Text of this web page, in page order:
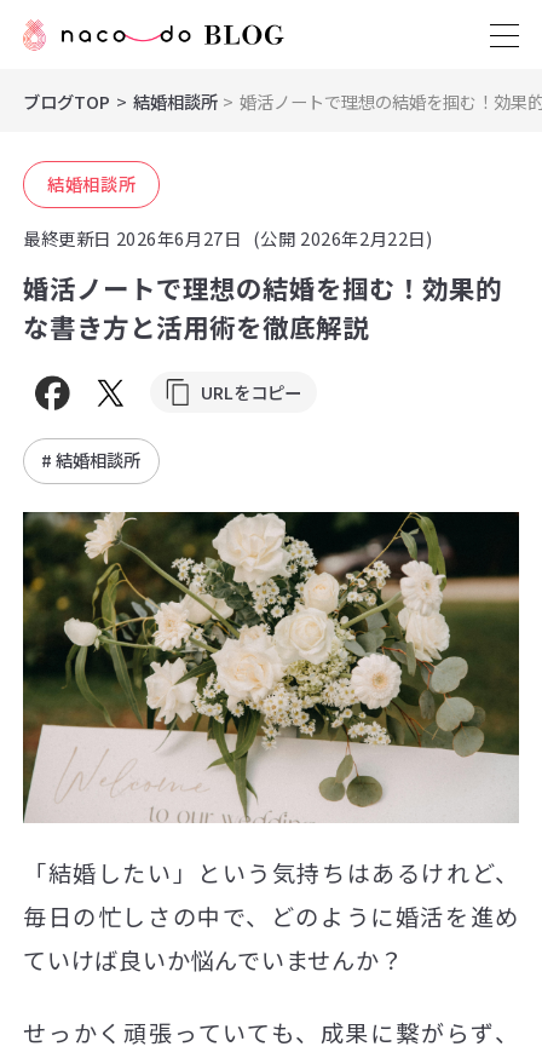
ブログTOP 結婚相談所 婚活ノートで理想の結婚を掴む！効果
結婚相談所
最終更新日 2026年6月27日 (公開 2026年2月22日)
婚活ノートで理想の結婚を掴む！効果的
な書き方と活用術を徹底解説
URLをコピー
# 結婚相談所
「結婚したい」という気持ちはあるけれど、
毎日の忙しさの中で、どのように婚活を進め
ていけば良いか悩んでいませんか？
せっかく頑張っていても、成果に繋がらず、